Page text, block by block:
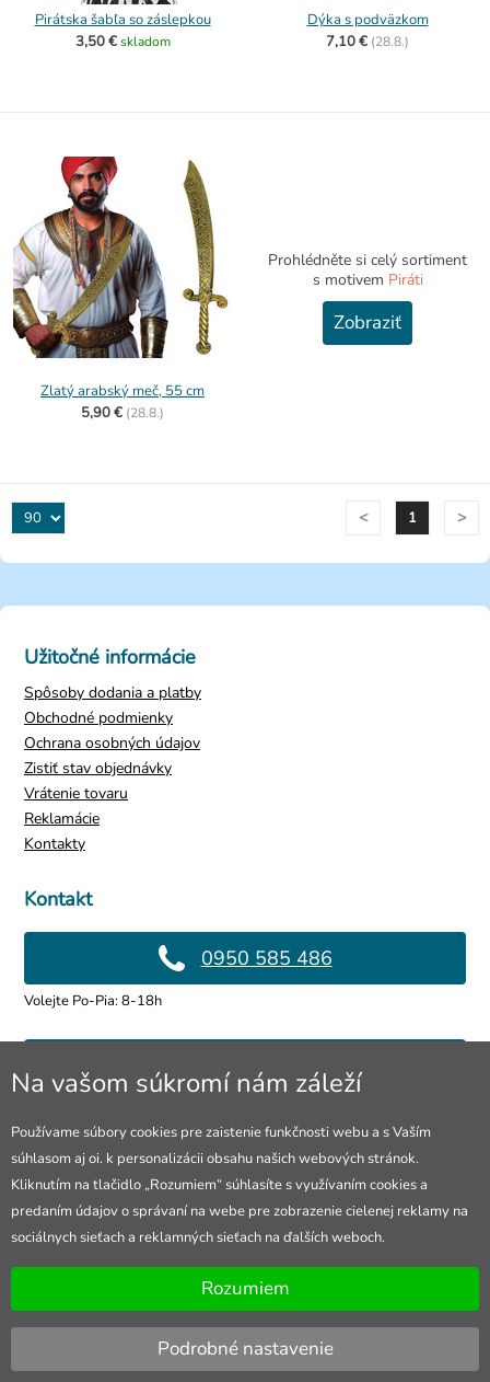
Pirátska šabľa so záslepkou
3,50 € skladom
Dýka s podväzkom
7,10 € (28.8.)
Zlatý arabský meč, 55 cm
5,90 € (28.8.)
Prohlédněte si celý sortiment
s motivem Piráti
Zobraziť
< 1 >
Kontakt
0950 585 486
Volejte Po-Pia: 8-18h
info@4lol.cz
Predajňa v Ostrave
28. října 250, Ostrava
Otevřeno Po-Pia: 10-18h
Užitočné informácie
Spôsoby dodania a platby
Obchodné podmienky
Ochrana osobných údajov
Zistiť stav objednávky
Vrátenie tovaru
Reklamácie
Kontakty
Na vašom súkromí nám záleží
Používame súbory cookies pre zaistenie funkčnosti webu a s Vaším
súhlasom aj oi. k personalizácii obsahu našich webových stránok.
Kliknutím na tlačidlo „Rozumiem“ súhlasíte s využívaním cookies a
predaním údajov o správaní na webe pre zobrazenie cielenej reklamy na
sociálnych sieťach a reklamných sieťach na ďalších weboch.
Rozumiem
Podrobné nastavenie